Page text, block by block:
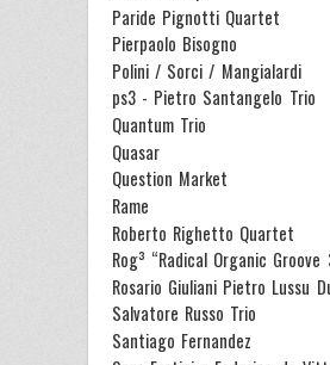
Paride Pignotti Quartet
Pierpaolo Bisogno
Polini / Sorci / Mangialardi
ps3 - Pietro Santangelo Trio
Quantum Trio
Quasar
Question Market
Rame
Roberto Righetto Quartet
Rog³ “Radical Organic Groove
Rosario Giuliani Pietro Lussu
Salvatore Russo Trio
Santiago Fernandez